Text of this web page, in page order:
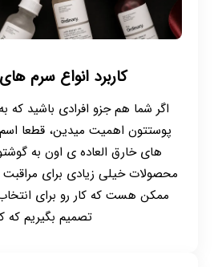
کاربرد انواع سرم
اگر شما هم جزو افرادی باشید که
پوستتون اهمیت میدین، قطعا اسم
های خارق العاده ی اون به
محصولات خیلی زیادی برای
ممکن هست که کار رو برای
تصمیم بگیریم که